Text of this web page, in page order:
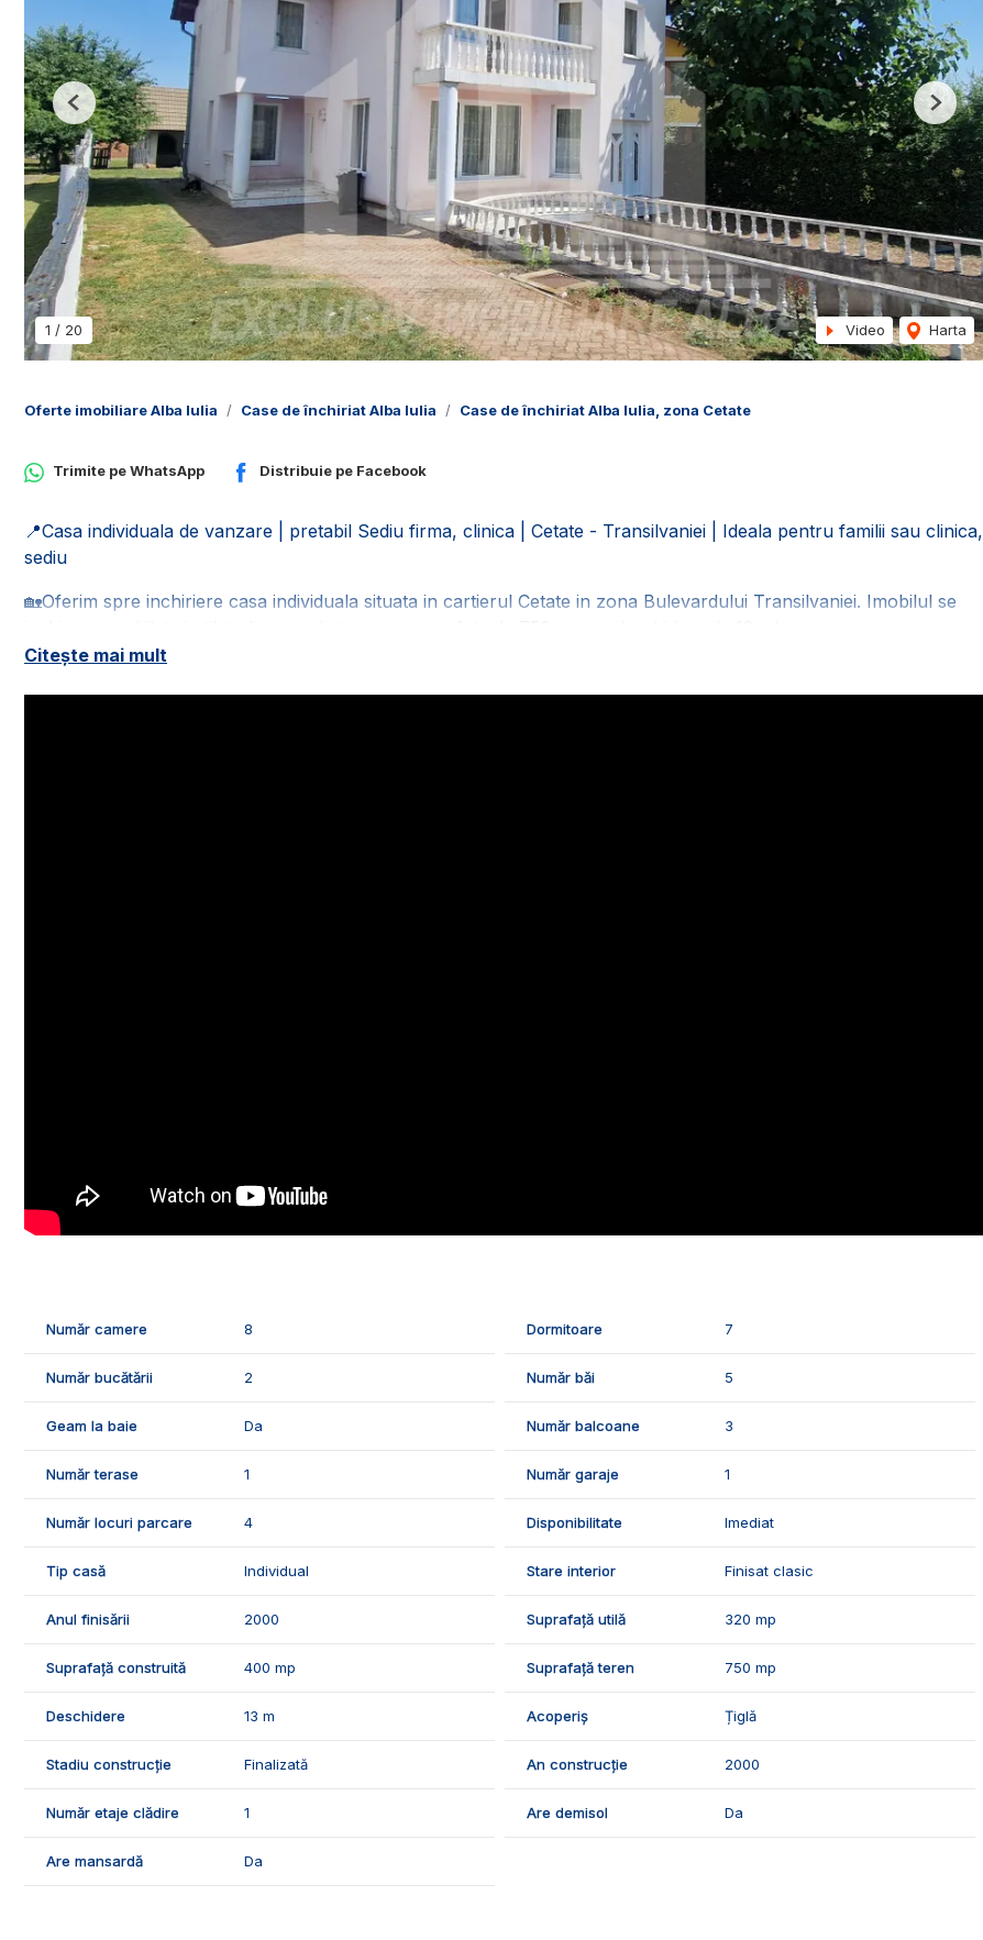
1 / 20 Video Harta
Previous Next
Oferte imobiliare Alba Iulia Case de închiriat Alba Iulia Case de închiriat Alba Iulia, zona Cetate
Trimite peWhatsApp Distribuie pe Facebook
📍Casa individuala de vanzare | pretabil Sediu firma, clinica | Cetate - Transilvaniei | Ideala pentru familii sau clinica,
sediu
🏡Oferim spre inchiriere casa individuala situata in cartierul Cetate in zona Bulevardului Transilvaniei. Imobilul se
🚰Este racordata la toate retelele de utilitati: apa, gaz, curent si canalizare.
🤝Recomandam aceasta proprietate atat clientilor care doresc o locuinta foarte bine pozitionata (in cea mai
frumoasa zona a cartierului Cetate) pentru a locui in confort deplin impreuna cu familia, cat si clientilor care
doresc sediu firma, clinica sau altele.
ID Exclusiv - 2528756
Citește mai mult
Număr camere 8 Dormitoare 7
Număr bucătării 2 Număr băi 5
Geam la baie Da Număr balcoane 3
Număr terase 1 Număr garaje 1
Număr locuri parcare 4 Disponibilitate Imediat
Tip casă Individual Stare interior Finisat clasic
Anul finisării 2000 Suprafață utilă 320 mp
Suprafață construită 400 mp Suprafață teren 750 mp
Deschidere 13 m Acoperiș Țiglă
Stadiu construcție Finalizată An construcție 2000
Număr etaje clădire 1 Are demisol Da
Are mansardă Da